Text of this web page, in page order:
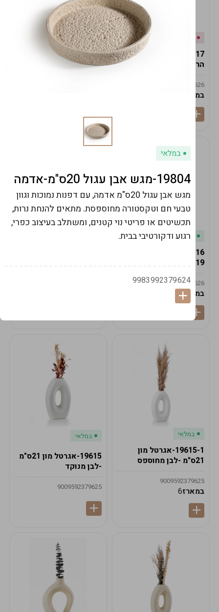
19617-2/17-אגרטל
הרמס 19ס"מ -לבן נקי
9009492379626
במארז
במלאי
19617/6-אגרטל הרמס
19ס"מ -לבן מנוקד
במלאי
19ס"מ -קרם
9009492379626
במארז6
במלאי
19615-1-אגרטל מון
21ס"מ -לבן מחוספס
9009592379625
במארז6
במלאי
19615-אגרטל מון 21ס"מ
-לבן מנוקד
9009592379625
במלאי
19804-מגש אבן עגול 20ס"מ-אדמה
מגש אבן עגול 20ס"מ אדמה, עם דפנות נמוכות וגוון
טבעי חם וטקסטורה מחוספסת. מתאים להנחת נרות,
תכשיטים או פריטי נוי קטנים, ומשתלב בעיצוב כפרי,
רגוע ודקורטיבי בבית.
9983992379624